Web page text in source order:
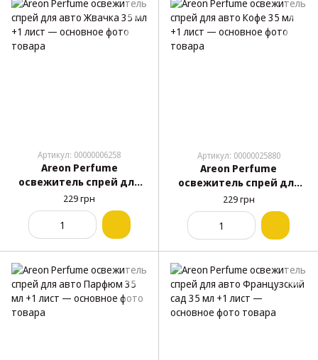
Артикул: 00000006258
Areon Perfume
освежитель спрей для
авто Жвачка 35 мл +1
лист
229 грн
Артикул: 00000025880
Areon Perfume
освежитель спрей для
авто Кофе 35 мл +1 лист
229 грн